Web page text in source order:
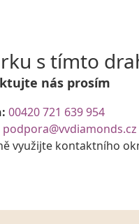
s tímto
nás prosím
00420 721 639 954
podpora@vvdiamonds.cz
využijte kontaktního